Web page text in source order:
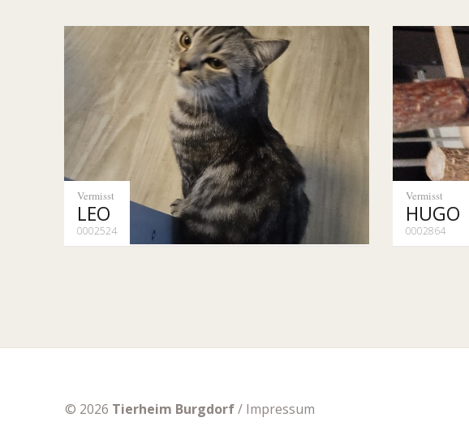
Vermisst
LEO
0002524
Vermisst
HUGO
0002864
© 2026 Tierheim Burgdorf/ Impressum